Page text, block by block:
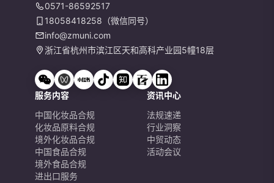
0571-86592517
18058418258（微信同号）
info@zmuni.com
浙江省杭州市滨江区天和高科产业园5幢18层
服务内容
中国化妆品合规
化妆品原料合规
境外化妆品合规
中国食品合规
境外食品合规
进出口服务
资讯中心
法规速递
行业洞察
中贸动态
活动会议